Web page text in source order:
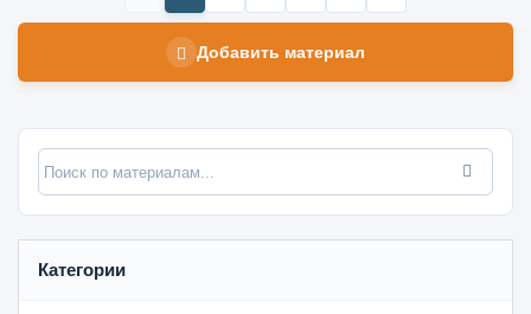
Добавить материал
Категории